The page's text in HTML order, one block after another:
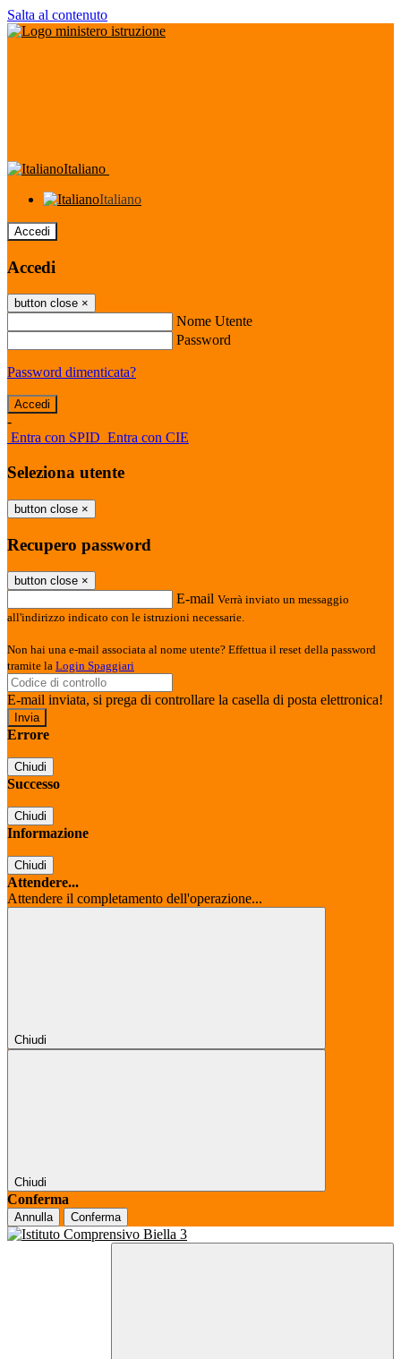
Salta al contenuto
Italiano
Italiano
Accedi
Accedi
button close ×
Nome Utente
Password
Password dimenticata?
-
Entra con SPID Entra con CIE
Seleziona utente
button close ×
Recupero password
button close ×
E-mail Verrà inviato un messaggio
all'indirizzo indicato con le istruzioni necessarie.
Non hai una e-mail associata al nome utente? Effettua il reset della password
tramite la Login Spaggiari
E-mail inviata, si prega di controllare la casella di posta elettronica!
Errore
Chiudi
Successo
Chiudi
Informazione
Chiudi
Attendere...
Attendere il completamento dell'operazione...
Chiudi
Chiudi
Conferma
Annulla Conferma